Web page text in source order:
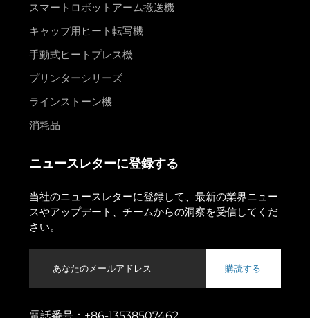
スマートロボットアーム搬送機
キャップ用ヒート転写機
手動式ヒートプレス機
プリンターシリーズ
ラインストーン機
消耗品
ニュースレターに登録する
当社のニュースレターに登録して、最新の業界ニュー
スやアップデート、チームからの洞察を受信してくだ
さい。
購読する